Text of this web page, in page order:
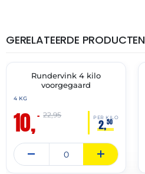
GERELATEERDE PRODUCTEN
🔥 OP=OP
THT:
12-
Rundervink 4 kilo
voorgegaard
4 KG
10,– PER KILO
2,50
22,95